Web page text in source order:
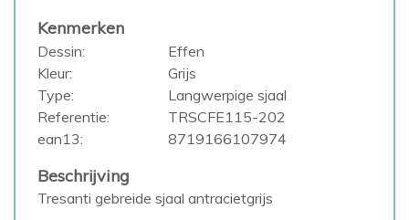
Kenmerken
Dessin:
Effen
Kleur:
Grijs
Type:
Langwerpige sjaal
Referentie:
TRSCFE115-202
ean13:
8719166107974
Beschrijving
Tresanti gebreide sjaal antracietgrijs